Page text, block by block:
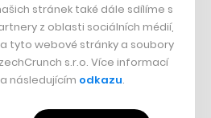
stránek také dále sdílíme s
z oblasti sociálních médií,
tyto webové stránky a soubory
s.r.o. Více informací
následujícím odkazu.